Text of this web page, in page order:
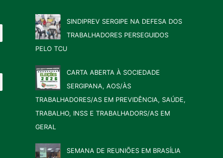
SINDIPREV SERGIPE NA DEFESA DOS
TRABALHADORES PERSEGUIDOS
PELO TCU
CARTA ABERTA À SOCIEDADE
SERGIPANA, AOS/ÀS
TRABALHADORES/AS EM PREVIDÊNCIA, SAÚDE,
TRABALHO, INSS E TRABALHADORS/AS EM
GERAL
SEMANA DE REUNIÕES EM BRASÍLIA